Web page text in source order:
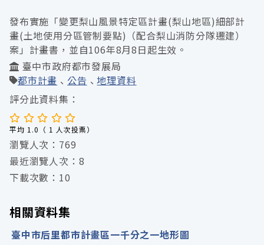
發布實施「變更梨山風景特定區計畫(梨山地區)細部計
畫(土地使用分區管制要點)（配合梨山消防分隊遷建）
案」計畫書，並自106年8月8日起生效。
臺中市政府都市發展局
都市計畫
公告
地理資料
評分此資料集：
平均 1.0（ 1 人次投票）
瀏覽人次：769
最近瀏覽人次：8
下載次數：10
相關資料集
臺中市后里都市計畫區一千分之一地形圖